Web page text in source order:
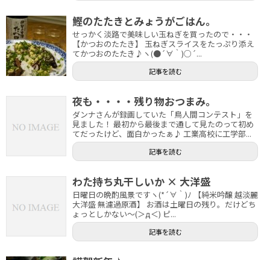
鰹のたたきとみょうがごはん。
せっかく淡路で美味しい玉ねぎを買ったので・・・
【かつおのたたき】 玉ねぎスライスをたっぷり添え
てかつおのたたき♪ヽ(●´∀｀)○´...
記事を読む
夜も・・・・残り物おつまみ。
ダンナさんが録画していた「鳥人間コンテスト」を
見ました！ 最初から最後まで通して見たのって初め
てだったけど、面白かったぁ♪ 工業高校に工学部...
記事を読む
わた持ち丸干しいか × 大洋盛
日曜日の晩酌風景ですヽ(*´∀｀)ﾉ 【純米吟醸 越淡麗
大洋盛 無濾過原酒】 お酒は土曜日の残り。だけどち
ょっとしかない～(＞д＜) ピ...
記事を読む